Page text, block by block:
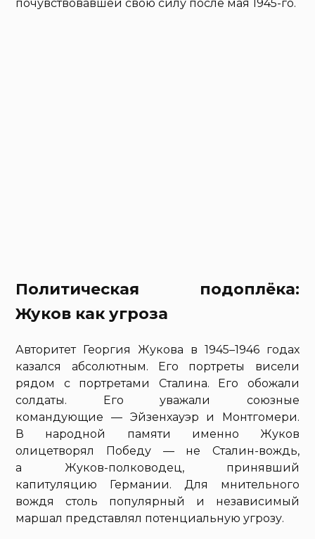
почувствовавшей свою силу после мая 1945-го.
Политическая подоплёка:
Жуков как угроза
Авторитет Георгия Жукова в 1945–1946 годах
казался абсолютным. Его портреты висели
рядом с портретами Сталина. Его обожали
солдаты. Его уважали союзные
командующие — Эйзенхауэр и Монтгомери.
В народной памяти именно Жуков
олицетворял Победу — не Сталин-вождь,
а Жуков-полководец, принявший
капитуляцию Германии. Для мнительного
вождя столь популярный и независимый
маршал представлял потенциальную угрозу.